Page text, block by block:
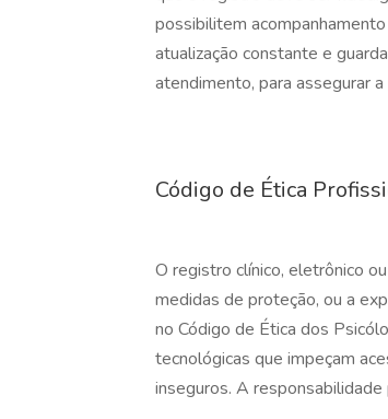
possibilitem
atualização constante e
atendimento, para assegurar
Código de Ética
O registro clínico, eletrônico
medidas de proteção, ou a
no Código de Ética dos
tecnológicas que impeçam
inseguros. A